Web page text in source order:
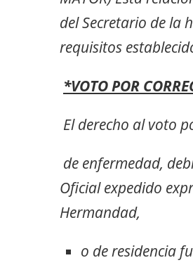
del Secretario de la
requisitos
*VOTO POR
El derecho al voto
de enfermedad,
Oficial expedido
Hermandad,
o de residencia